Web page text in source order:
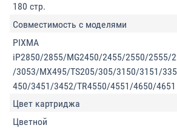
180 стр.
Совместимость с моделями
PIXMA
iP2850/2855/MG2450/2455/2550/2555/
/3053/MX495/TS205/305/3150/3151/
450/3451/3452/TR4550/4551/4650/4651
Цвет картриджа
Цветной